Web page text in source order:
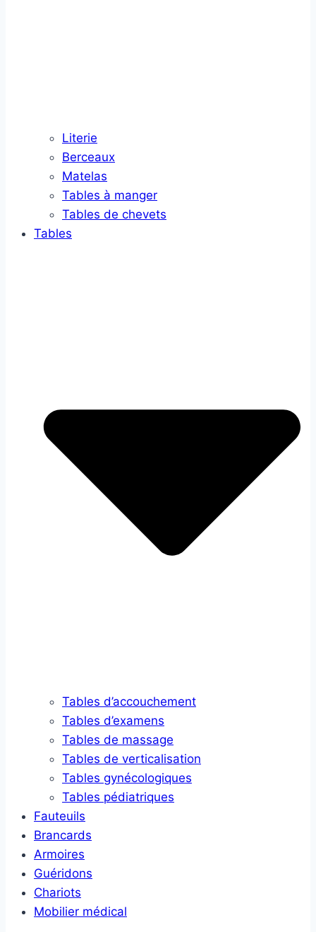
Literie
Berceaux
Matelas
Tables à manger
Tables de chevets
Tables
Tables d’accouchement
Tables d’examens
Tables de massage
Tables de verticalisation
Tables gynécologiques
Tables pédiatriques
Fauteuils
Brancards
Armoires
Guéridons
Chariots
Mobilier médical